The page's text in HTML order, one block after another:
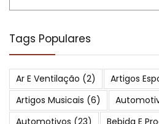
Tags Populares
Ar E Ventilação (2) Artigos
Artigos Musicais (6)
Automotivos (23) Bebida E